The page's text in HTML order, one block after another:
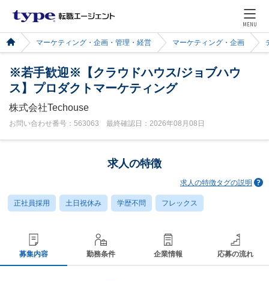
MENU
マーケティング・企画・管理・経営 マーケティング・企画
※若手歓迎※【クラウドハウス/ジョブハウ
ス】プロダクトマーケティング
株式会社Techouse
お問い合わせ番号：563063 最終確認日：2026年08月08日
求人の特徴
求人の特徴タグの説明
正社員採用 土日祝休み 学歴不問 フレックス
募集内容 勤務条件 企業情報 応募の流れ